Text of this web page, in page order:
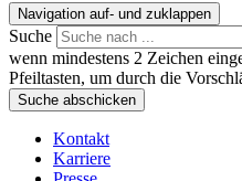
Navigation auf- und zuklappen
Suche
wenn mindestens 2 Zeichen
Pfeiltasten, um durch die
Suche abschicken
Kontakt
Karriere